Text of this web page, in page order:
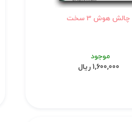
چالش هوش 3 سخت
موجود
1,600,000 ریال